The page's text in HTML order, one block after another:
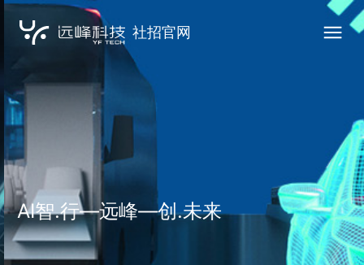
社招官网
AI智.行—远峰—创.未来